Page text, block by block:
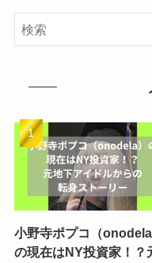
小野寺ポプコ（onodela
の現在はNY投資家！？